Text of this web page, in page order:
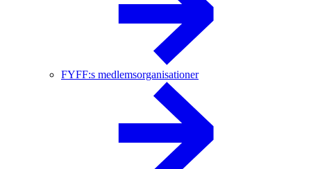
FYFF:s medlemsorganisationer